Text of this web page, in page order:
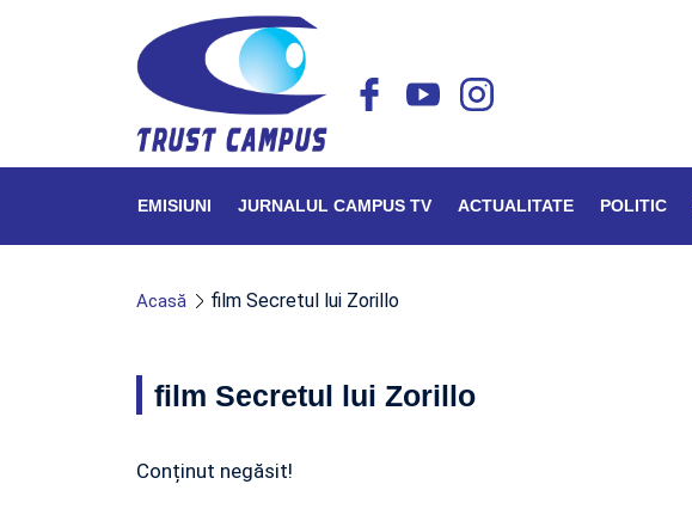
EMISIUNI JURNALUL CAMPUS TV ACTUALITATE POLITIC
Acasă film Secretul lui Zorillo
film Secretul lui Zorillo
Conținut negăsit!